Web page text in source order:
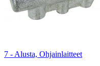
7 - Alusta, Ohjainlaitteet